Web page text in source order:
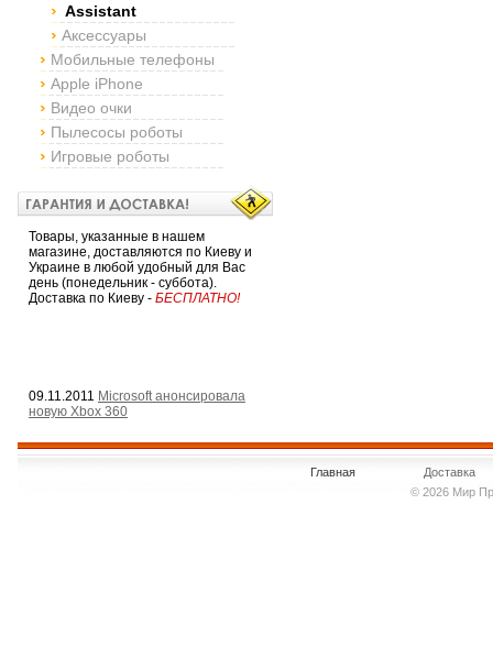
Assistant
Аксессуары
Мобильные телефоны
Apple iPhone
Видео очки
Пылесосы роботы
Игровые роботы
Товары, указанные в нашем
магазине, доставляются по Киеву и
Украине в любой удобный для Вас
день (понедельник - суббота).
Доставка по Киеву - БЕСПЛАТНО!
09.11.2011 Microsoft анонсировала
новую Xbox 360
Главная
Доставка
© 2026 Мир